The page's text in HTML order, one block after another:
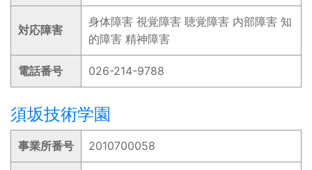
対応障害
身体障害 視覚障害 聴覚障害 内部障害 知
的障害 精神障害
電話番号 026-214-9788
須坂技術学園
事業所番号 2010700058